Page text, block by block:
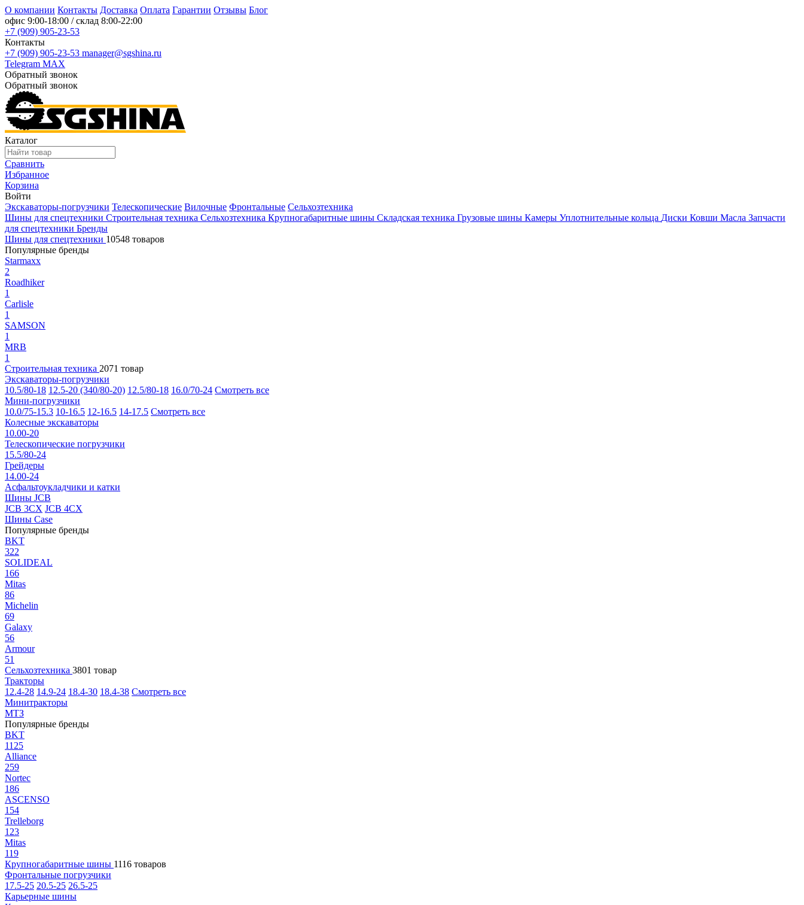
О компании Контакты Доставка Оплата Гарантии Отзывы Блог
офис 9:00-18:00 / склад 8:00-22:00
+7 (909) 905-23-53
Контакты
+7 (909) 905-23-53 manager@sgshina.ru
Telegram MAX
Обратный звонок
Обратный звонок
Каталог
Сравнить
Избранное
Корзина
Войти
Экскаваторы-погрузчики Телескопические Вилочные Фронтальные Сельхозтехника
Шины для спецтехники Строительная техника Сельхозтехника Крупногабаритные шины Складская техника Грузовые шины Камеры Уплотнительные кольца Диски Ковши Масла Запчасти
для спецтехники Бренды
Шины для спецтехники 10548 товаров
Популярные бренды
Starmaxx
2
Roadhiker
1
Carlisle
1
SAMSON
1
MRB
1
Строительная техника 2071 товар
Экскаваторы-погрузчики
10.5/80-18 12.5-20 (340/80-20) 12.5/80-18 16.0/70-24 Смотреть все
Мини-погрузчики
10.0/75-15.3 10-16.5 12-16.5 14-17.5 Смотреть все
Колесные экскаваторы
10.00-20
Телескопические погрузчики
15.5/80-24
Грейдеры
14.00-24
Асфальтоукладчики и катки
Шины JCB
JCB 3CX JCB 4CX
Шины Case
Популярные бренды
BKT
322
SOLIDEAL
166
Mitas
86
Michelin
69
Galaxy
56
Armour
51
Сельхозтехника 3801 товар
Тракторы
12.4-28 14.9-24 18.4-30 18.4-38 Смотреть все
Минитракторы
МТЗ
Популярные бренды
BKT
1125
Alliance
259
Nortec
186
ASCENSO
154
Trelleborg
123
Mitas
119
Крупногабаритные шины 1116 товаров
Фронтальные погрузчики
17.5-25 20.5-25 26.5-25
Карьерные шины